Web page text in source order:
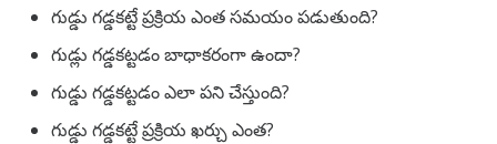
గుడ్డు గడ్డకట్టే ప్రక్రియ ఎంత సమయం పడుతుంది?
గుడ్లు గడ్డకట్టడం బాధాకరంగా ఉందా?
గుడ్డు గడ్డకట్టడం ఎలా పని చేస్తుంది?
గుడ్డు గడ్డకట్టే ప్రక్రియ ఖర్చు ఎంత?